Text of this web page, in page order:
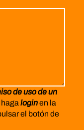
de uso de un
loginen la
el botón de